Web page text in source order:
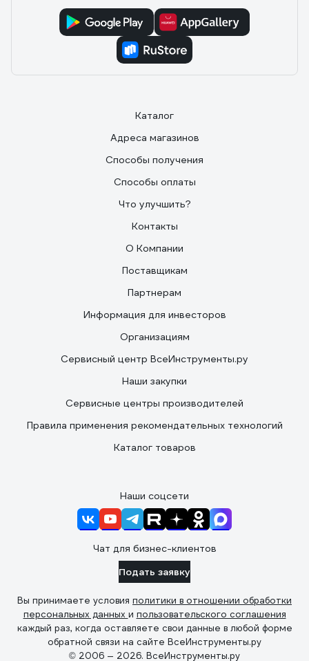
Каталог
Адреса магазинов
Способы получения
Способы оплаты
Что улучшить?
Контакты
О Компании
Поставщикам
Партнерам
Информация для инвесторов
Организациям
Сервисный центр ВсеИнструменты.ру
Наши закупки
Сервисные центры производителей
Правила применения рекомендательных технологий
Каталог товаров
Наши соцсети
Чат для бизнес-клиентов
Подать заявку
Вы принимаете условия политики в отношении обработки
персональных данных и пользовательского соглашения
каждый раз, когда оставляете свои данные в любой форме
обратной связи на сайте ВсеИнструменты.ру
© 2006 — 2026. ВсеИнструменты.ру